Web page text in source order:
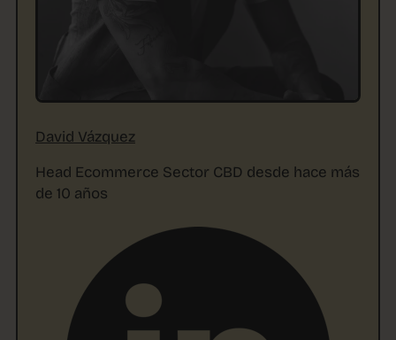
David Vázquez
Head Ecommerce Sector CBD desde hace más
de 10 años